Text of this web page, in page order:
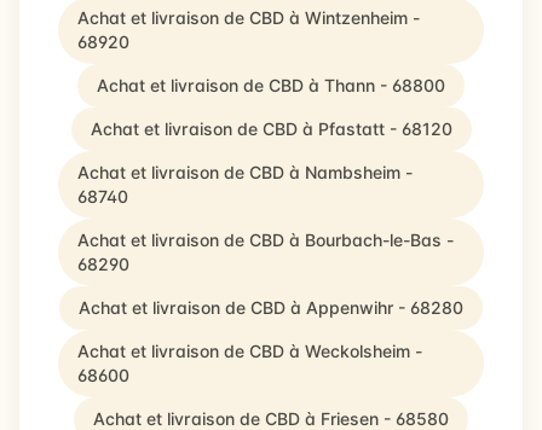
Achat et livraison de CBD à Wintzenheim -
68920
Achat et livraison de CBD à Thann - 68800
Achat et livraison de CBD à Pfastatt - 68120
Achat et livraison de CBD à Nambsheim -
68740
Achat et livraison de CBD à Bourbach-le-Bas -
68290
Achat et livraison de CBD à Appenwihr - 68280
Achat et livraison de CBD à Weckolsheim -
68600
Achat et livraison de CBD à Friesen - 68580